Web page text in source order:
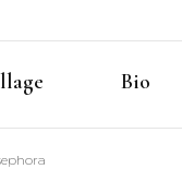
Bio